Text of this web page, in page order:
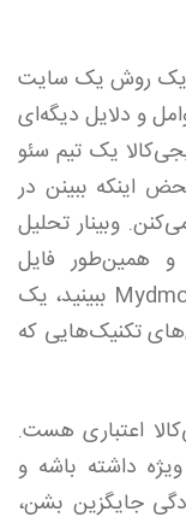
با یک روش یک سایت
و دلایل دیگه‌ای
یک تیم سئو
اینکه ببینن در
وبینار تحلیل
تکنیکال داده‌های Search Console و همین‌طور فایل
استراتژی‌های ورود به بازار رو در سایت Mydmc ببینید، یک
تکنیک‌هایی که
اعتباری هست.
داشته باشه و
جایگزین بشن،